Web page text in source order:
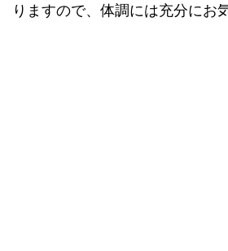
りますので、体調には充分にお